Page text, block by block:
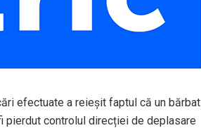
efectuate a reieșit faptul că un bărbat
pierdut controlul direcției de deplasare